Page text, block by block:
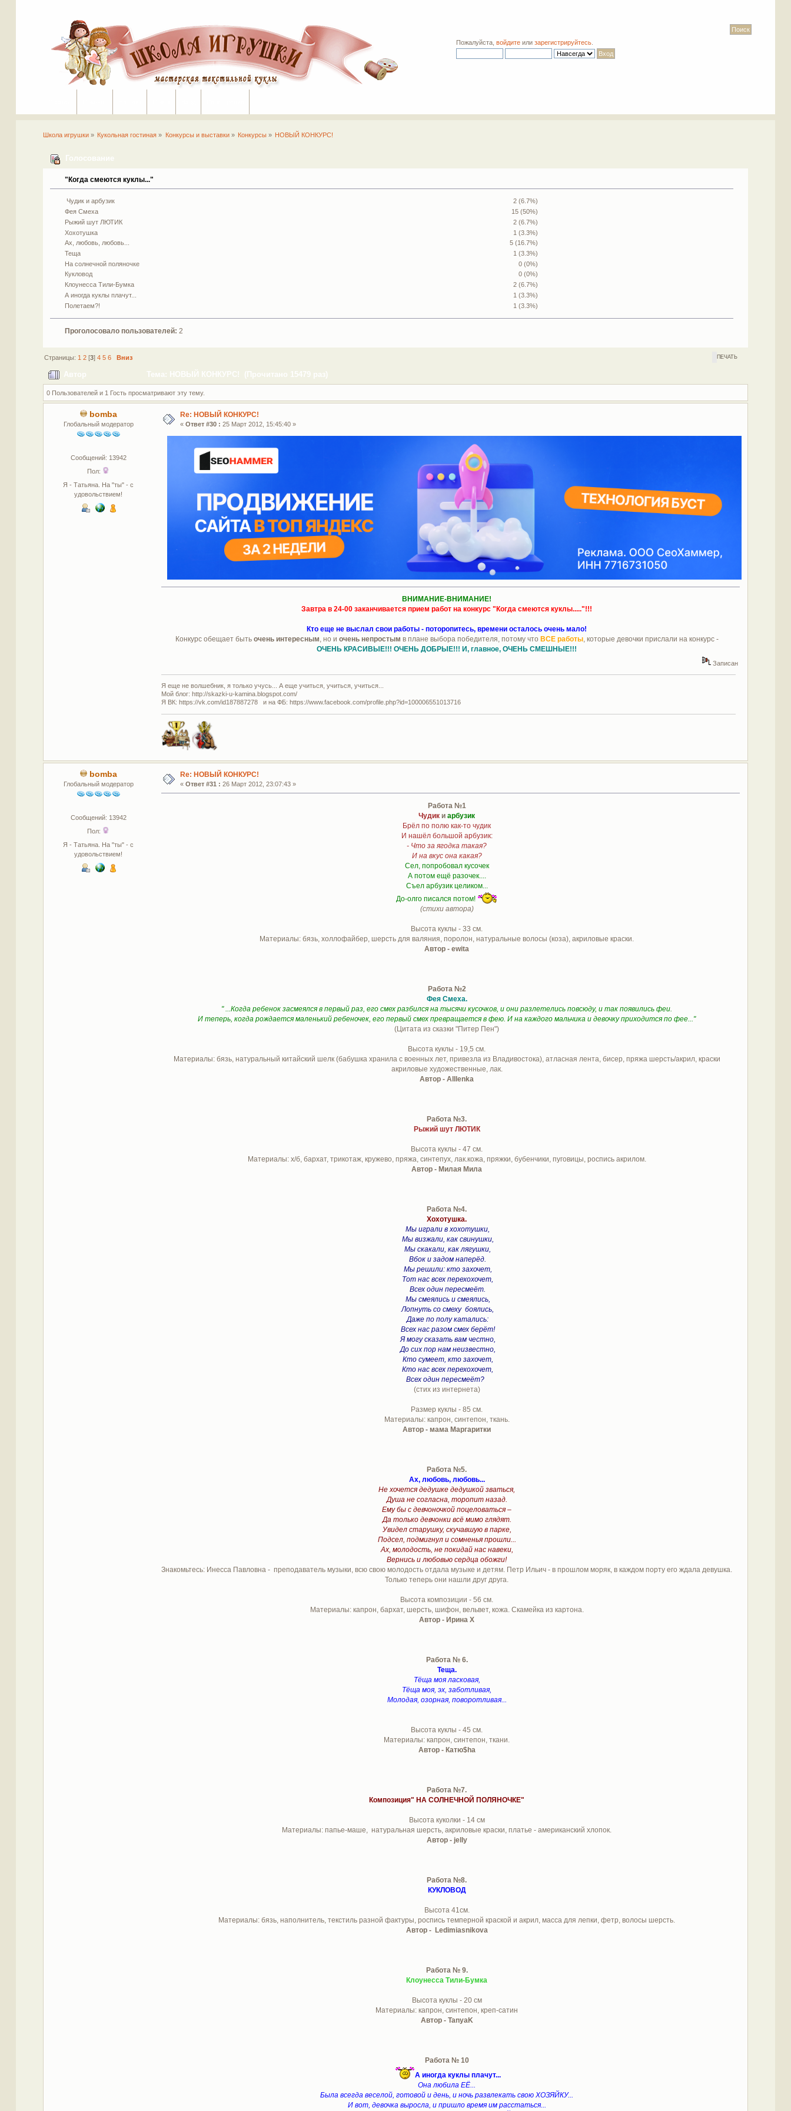
Пожалуйста,войдите илизарегистрируйтесь
Школа игрушки » Кукольная гостиная » Конкурсы и выставки» Конкурсы » НОВЫЙ КОНКУРС!
Голосование
"Когда смеются куклы..."
Чудик и арбузик
2 (6.7%)
Фея Смеха
15 (50%)
Рыжий шут ЛЮТИК
2 (6.7%)
Хохотушка
1 (3.3%)
Ах, любовь, любовь...
5 (16.7%)
Теща
1 (3.3%)
На солнечной поляночке
0 (0%)
Кукловод
0 (0%)
Клоунесса Тили-Бумка
2 (6.7%)
А иногда куклы плачут...
1 (3.3%)
Полетаем?!
1 (3.3%)
Проголосовало пользователей: 2
ПЕЧАТЬ
Страницы: 1 2 [3]4 5 6 Вниз
Автор Тема: НОВЫЙ КОНКУРС! (Прочитано 15479 раз)
0 Пользователей и 1 Гость просматривают эту тему.
bomba
Глобальный модератор
Сообщений: 13942
Пол:
Я - Татьяна. На "ты" - с
удовольствием!
Re: НОВЫЙ КОНКУРС!
« Ответ #30 : 25 Март 2012, 15:45:40 »
ВНИМАНИЕ-ВНИМАНИЕ!
Завтра в 24-00 заканчивается прием работ наконкурс "Когда смеются куклы....."!!!
Кто еще не выслал свои работы - поторопитесь, времени осталось очень мало!
Конкурс обещает быть очень интересным, но и очень непростым в плане выбора победителя, потому что ВСЕ работы, которые девочки прислали на конкурс -
ОЧЕНЬ КРАСИВЫЕ!!! ОЧЕНЬ ДОБРЫЕ!!! И, главное, ОЧЕНЬ СМЕШНЫЕ!!!
Записан
Я еще не волшебник, я только учусь... А еще учиться, учиться, учиться...
Мой блог: http://skazki-u-kamina.blogspot.com/
Я ВК: https://vk.com/id187887278 и на ФБ: https://www.facebook.com/profile.php?id=100006551013716
bomba
Глобальный модератор
Сообщений: 13942
Пол:
Я - Татьяна. На "ты" - с
удовольствием!
Re: НОВЫЙ КОНКУРС!
« Ответ #31 : 26 Март 2012, 23:07:43 »
Работа №1
Чудик иарбузик
Брёл по полю как-то чудик
И нашёл большой арбузик:
- Что за ягодка такая?
И на вкус она какая?
Сел, попробовал кусочек
А потом ещё разочек....
Съел арбузик целиком...
До-олго писался потом!
(стихи автора)
Высота куклы - 33 см.
Материалы: бязь, холлофайбер, шерсть для валяния, поролон, натуральные волосы (коза), акриловые краски.
Автор - ewita
Работа №2
Фея Смеха.
" ...Когда ребенок засмеялся в первый раз, его смех разбился на тысячи кусочков, и они разлетелись повсюду, и так появились феи.
И теперь, когда рождается маленький ребеночек, его первый смех превращается в фею. И на каждого мальчика и девочку приходится по фее..."
(Цитата из сказки "Питер Пен")
Высота куклы - 19,5 см.
Материалы: бязь, натуральный китайский шелк (бабушка хранила с военных лет, привезла из Владивостока), атласная лента, бисер, пряжа шерсть/акрил, краски
акриловые художественные, лак.
Автор - Alllenka
Работа №3.
Рыжий шут ЛЮТИК
Высота куклы - 47 см.
Материалы: х/б, бархат, трикотаж, кружево, пряжа, синтепух, лак.кожа, пряжки, бубенчики, пуговицы, роспись акрилом.
Автор - Милая Мила
Работа №4.
Хохотушка.
Мы играли в хохотушки,
Мы визжали, как свинушки,
Мы скакали, как лягушки,
Вбок и задом наперёд.
Мы решили: кто захочет,
Тот нас всех перехохочет,
Всех один пересмеёт.
Мы смеялись и смеялись,
Лопнуть со смеху боялись,
Даже по полу катались:
Всех нас разом смех берёт!
Я могу сказать вам честно,
До сих пор нам неизвестно,
Кто сумеет, кто захочет,
Кто нас всех перехохочет,
Всех один пересмеёт?
(стих из интернета)
Размер куклы - 85 см.
Материалы: капрон, синтепон, ткань.
Автор - мама Маргаритки
Работа №5.
Ах, любовь, любовь...
Не хочется дедушке дедушкой зваться,
Душа не согласна, торопит назад.
Ему бы с девчоночкой поцеловаться –
Да только девчонки всё мимо глядят.
Увидел старушку, скучавшую в парке,
Подсел, подмигнул и сомненья прошли...
Ах, молодость, не покидай нас навеки,
Вернись и любовью сердца обожги!
Знакомьтесь: Инесса Павловна - преподаватель музыки, всю свою молодость отдала музыке и детям. Петр Ильич - в прошлом моряк, в каждом порту его ждала девушка.
Только теперь они нашли друг друга.
Высота композиции - 56 см.
Материалы: капрон, бархат, шерсть, шифон, вельвет, кожа. Скамейка из картона.
Автор - Ирина Х
Работа № 6.
Теща.
Тёща моя ласковая,
Тёща моя, эх, заботливая,
Молодая, озорная, поворотливая...
Высота куклы - 45 см.
Материалы: капрон, синтепон, ткани.
Автор - Катю$ha
Работа №7.
Композиция" НА СОЛНЕЧНОЙ ПОЛЯНОЧКЕ"
Высота куколки - 14 см
Материалы: папье-маше, натуральная шерсть, акриловые краски, платье - американский хлопок.
Автор - jelly
Работа №8.
КУКЛОВОД
Высота 41см.
Материалы: бязь, наполнитель, текстиль разной фактуры, роспись темперной краской и акрил, масса для лепки, фетр, волосы шерсть.
Автор - Ledimiasnikova
Работа № 9.
Клоунесса Тили-Бумка
Высота куклы - 20 см
Материалы: капрон, синтепон, креп-сатин
Автор - TanyaK
Работа № 10
А иногда куклы плачут...
Она любила ЕЁ...
Была всегда веселой, готовой и день, и ночь развлекать свою ХОЗЯЙКУ...
И вот, девочка выросла, и пришло время им расстаться...